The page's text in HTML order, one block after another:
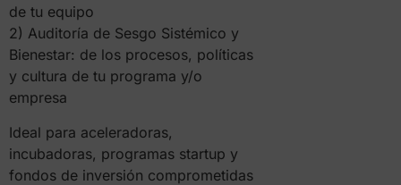
de tu equipo
2) Auditoría de Sesgo Sistémico y
Bienestar: de los procesos, políticas
y cultura de tu programa y/o
empresa
Ideal para aceleradoras,
incubadoras, programas startup y
fondos de inversión comprometidas